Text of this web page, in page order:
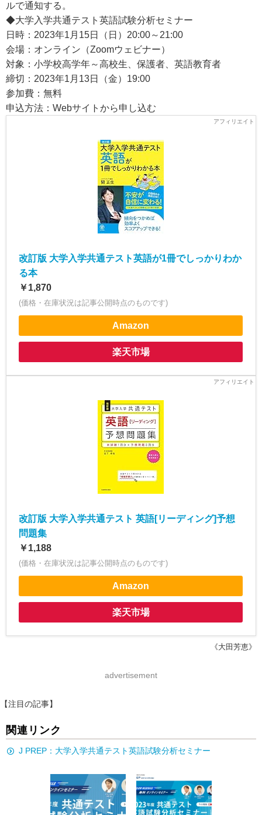
ルで通知する。
◆大学入学共通テスト英語試験分析セミナー
日時：2023年1月15日（日）20:00～21:00
会場：オンライン（Zoomウェビナー）
対象：小学校高学年～高校生、保護者、英語教育者
締切：2023年1月13日（金）19:00
参加費：無料
申込方法：Webサイトから申し込む
改訂版 大学入学共通テスト英語が1冊でしっかりわか
る本
￥1,870
(価格・在庫状況は記事公開時点のものです)
Amazon
楽天市場
改訂版 大学入学共通テスト 英語[リーディング]予想
問題集
￥1,188
(価格・在庫状況は記事公開時点のものです)
Amazon
楽天市場
《大田芳恵》
advertisement
【注目の記事】
関連リンク
J PREP：大学入学共通テスト英語試験分析セミナー